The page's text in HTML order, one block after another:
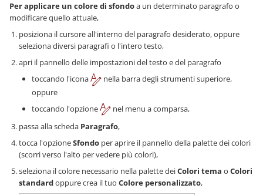
Per applicare un colore di sfondoa un determinato paragrafo o
modificare quello attuale,
posiziona il cursore all'interno del paragrafo desiderato, oppure
seleziona diversi paragrafi o l'intero testo,
apri il pannello delle impostazioni del testo e del paragrafo
toccando l'icona
nella barra degli strumenti superiore,
oppure
toccando l'opzione
nel menu a comparsa,
passa alla scheda Paragrafo,
tocca l'opzioneSfondo per aprire il pannello della palette dei colori
(scorri verso l'alto per vedere più colori),
seleziona il colore necessario nella palette deiColori tema o Colori
standardoppure crea il tuo Colore personalizzato,